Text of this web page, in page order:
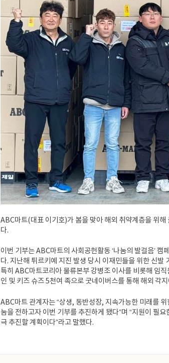
ABC마트(대표 이기호)가 봄을 맞아 해외 취약계층을 위
다.
이번 기부는 ABC마트의 사회공헌활동 ‘나눔의 발걸음’
다. 지난해 튀르키예 지진 발생 당시 이재민들을 위한 신
특히 ABC마트코리아 물류본부 강병조 이사를 비롯해 임
인 및 키즈 슈즈 5천여 족으로 굿네이버스를 통해 해외 각
ABC마트 관계자는 “상생, 동반성장, 지속가능한 미래를
눔을 전하고자 이번 기부를 추진하게 됐다”며 “지원이 필
극 추진할 계획이다”라고 말했다.